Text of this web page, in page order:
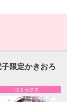
限定かきおろ
コミックス